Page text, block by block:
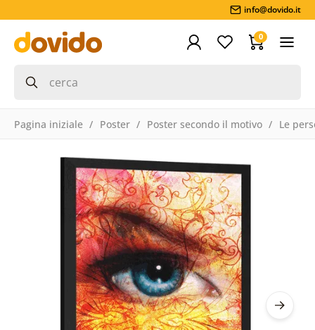
info@dovido.it
0
Pagina iniziale Poster Poster secondo il motivo Le